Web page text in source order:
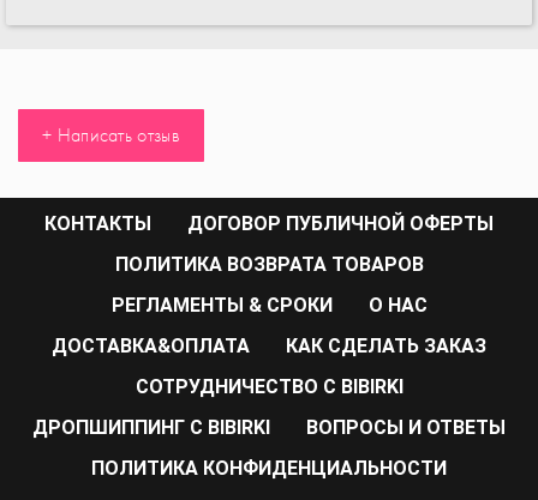
+ Написать отзыв
КОНТАКТЫ
ДОГОВОР ПУБЛИЧНОЙ ОФЕРТЫ
ПОЛИТИКА ВОЗВРАТА ТОВАРОВ
РЕГЛАМЕНТЫ & СРОКИ
О НАС
ДОСТАВКА&ОПЛАТА
КАК СДЕЛАТЬ ЗАКАЗ
CОТРУДНИЧЕСТВО С BIBIRKI
ДРОПШИППИНГ С BIBIRKI
ВОПРОСЫ И ОТВЕТЫ
ПОЛИТИКА КОНФИДЕНЦИАЛЬНОСТИ